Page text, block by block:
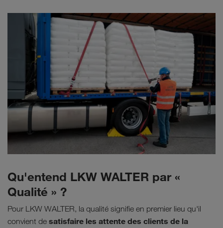
Qu'entend LKW WALTER par «
Qualité » ?
Pour LKW WALTER, la qualité signifie en premier lieu qu'il
convient de satisfaire les attente des clients de la